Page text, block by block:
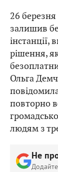
26
залишив
рішення,
Ольга
повторно
людям з
Не